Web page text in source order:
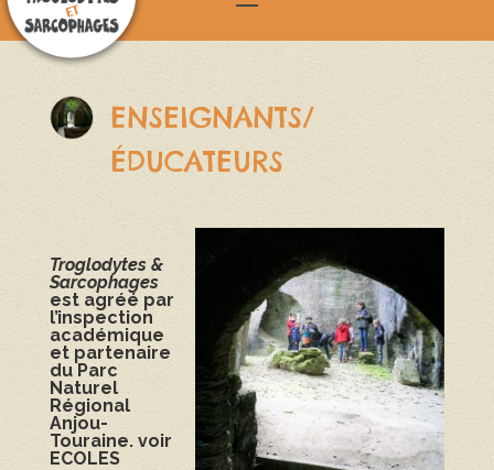
ENSEIGNANTS/
ÉDUCATEURS
Troglodytes &
Sarcophages
est agréé par
l’inspection
académique
et partenaire
du Parc
Naturel
Régional
Anjou-
Touraine. voir
ECOLES